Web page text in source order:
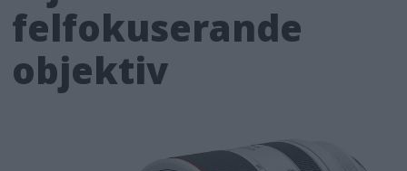
felfokuserande
objektiv